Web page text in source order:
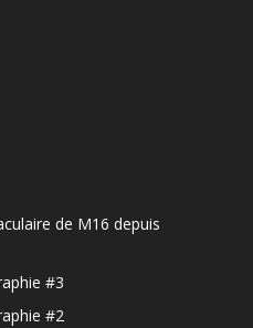
de M16 depuis
#3
#2